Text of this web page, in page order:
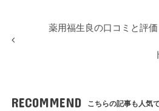
薬用福生良の口コミと評価
RECOMMEND こちらの記事も人気で